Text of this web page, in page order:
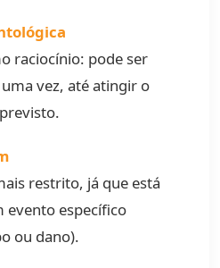
raciocínio: pode ser
vez, até atingir o
restrito, já que está
evento específico
ou dano).